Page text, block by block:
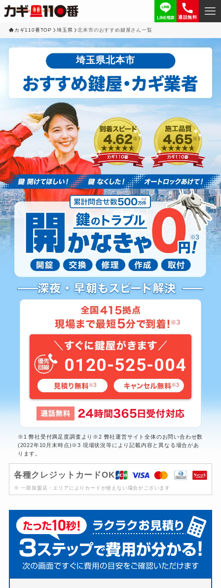
通話無料
カギ110番TOP 埼玉県 北本市のおすすめ鍵屋さん一覧
埼玉県北本市
0120-525-004
※1 弊社受付満足度調査より※2 弊社運営サイト全体のお問い合わせ数
(2022年10月末時点)※3 現場状況等により記載内容と異なる場合があ
ります。
各種クレジットカードOK
※ 一部加盟店・エリアによりカードが使えない場合がございます